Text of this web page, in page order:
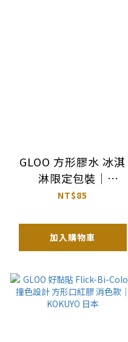
GLOO 方形膠水 冰淇
淋限定包裝｜
KOKUYO 日本
NT$85
加入購物車